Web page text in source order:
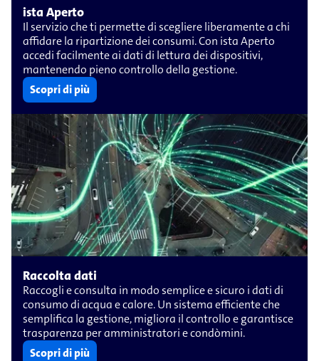
ista Aperto
Il servizio che ti permette di scegliere liberamente a chi
affidare la ripartizione dei consumi. Con ista Aperto
accedi facilmente ai dati di lettura dei dispositivi,
mantenendo pieno controllo della gestione.
Scopri di più
Raccolta dati
Raccogli e consulta in modo semplice e sicuro i dati di
consumo di acqua e calore. Un sistema efficiente che
semplifica la gestione, migliora il controllo e garantisce
trasparenza per amministratori e condòmini.
Scopri di più